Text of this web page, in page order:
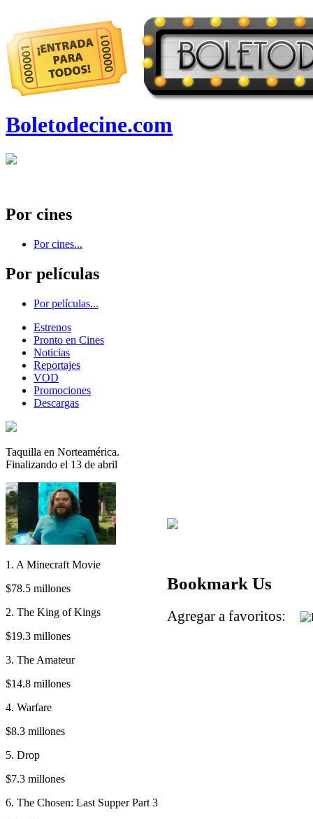
Boletodecine.com
Por cines
Por cines...
Por películas
Por películas...
Estrenos
Pronto en Cines
Noticias
Reportajes
VOD
Promociones
Descargas
Taquilla en Norteamérica.
Finalizando el 13 de abril
1. A Minecraft Movie
$78.5 millones
2. The King of Kings
$19.3 millones
3. The Amateur
$14.8 millones
4. Warfare
$8.3 millones
5. Drop
$7.3 millones
6. The Chosen: Last Supper Part 3
Bookmark Us
Agregar a favoritos: